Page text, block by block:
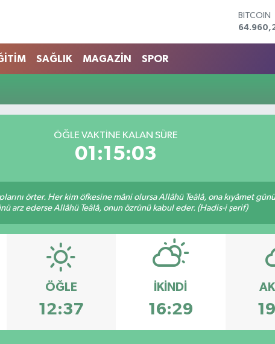
BITCOIN
55,2510
SAĞLIK MAGAZİN SPOR
ÖĞLE VAKTINE KALAN SÜRE
01:15:03
örter. Her kim öfkesine mâni olursa Allâhü Teâlâ, ona kıyâmet
arz ederse Allâhü Teâlâ, onun özrünü kabul eder. (Hadis-i şerif)
ÖĞLE
12:37
İKINDI
16:29